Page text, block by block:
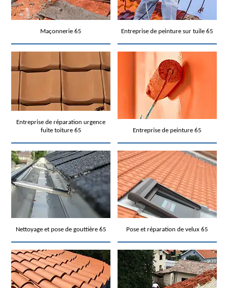
Maçonnerie 65 Entreprise de peinture sur tuile 65
Entreprise de réparation urgence
fuite toiture 65
Entreprise de peinture 65
Nettoyage et pose de gouttière 65 Pose et réparation de velux 65